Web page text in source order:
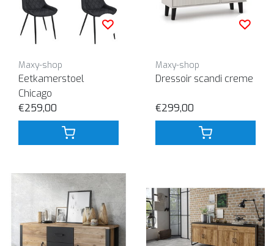
Maxy-shop
Eetkamerstoel
Chicago
€259,00
Maxy-shop
Dressoir scandi creme
€299,00